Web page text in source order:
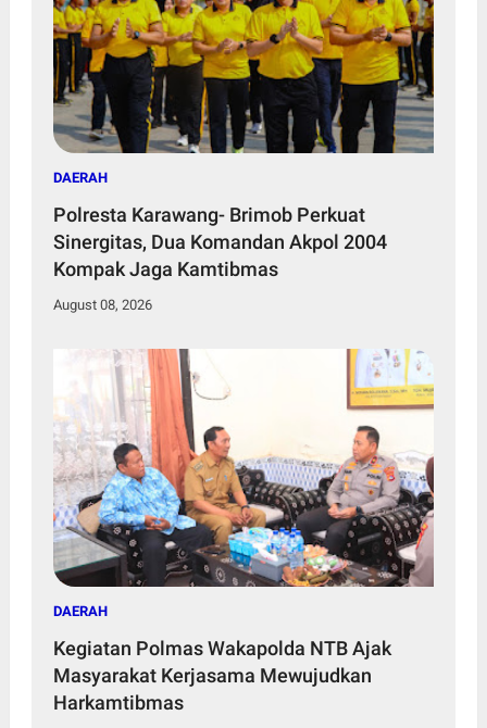
DAERAH
Polresta Karawang- Brimob Perkuat
Sinergitas, Dua Komandan Akpol 2004
Kompak Jaga Kamtibmas
August 08, 2026
DAERAH
Kegiatan Polmas Wakapolda NTB Ajak
Masyarakat Kerjasama Mewujudkan
Harkamtibmas